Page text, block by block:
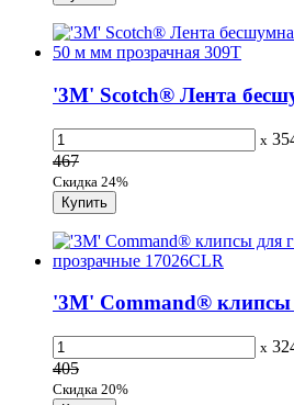
'3M' Scotch® Лента
x
467
Скидка 24%
'3M' Command® клипсы
x
405
Скидка 20%